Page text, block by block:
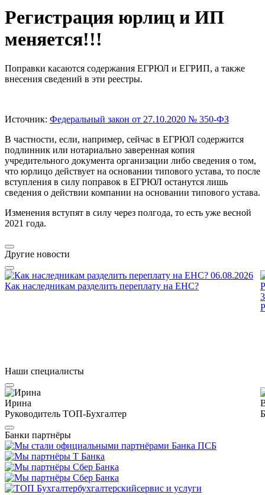
Регистрация юрлиц и ИП
меняется!!!
Поправки касаются содержания ЕГРЮЛ и ЕГРИП, а также
внесения сведений в эти реестры.
Источник: Федеральный закон от 27.10.2020 № 350-ФЗ
В частности, если, например, сейчас в ЕГРЮЛ содержится
подлинник или нотариально заверенная копия
учредительного документа организации либо сведения о том,
что юрлицо действует на основании типового устава, то после
вступления в силу поправок в ЕГРЮЛ останутся лишь
сведения о действии компании на основании типового устава.
Изменения вступят в силу через полгода, то есть уже весной
2021 года.
Другие новости
06.08.2026
Как наследникам разделить переплату на ЕНС?
Наши специалисты
Ирина
Руководитель ТОП-Бухгалтер
Банки партнёры
бухгалтерскийсервис и услуги